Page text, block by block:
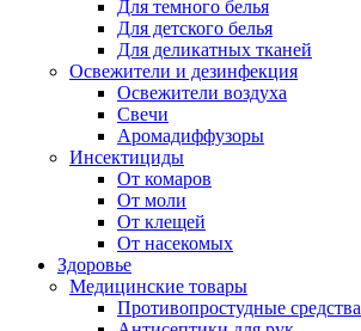
Для темного белья
Для детского белья
Для деликатных тканей
Освежители и дезинфекция
Освежители воздуха
Свечи
Аромадиффузоры
Инсектициды
От комаров
От моли
От клещей
От насекомых
Здоровье
Медицинские товары
Противопростудные средства